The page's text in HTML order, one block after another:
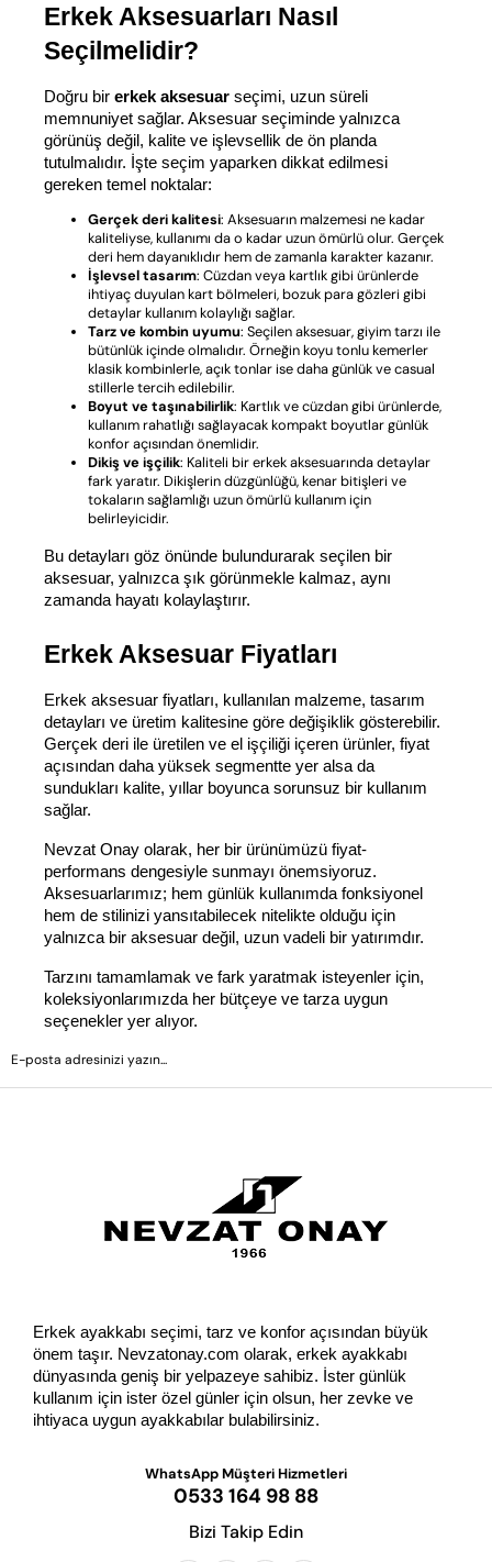
Erkek Aksesuarları Nasıl
Seçilmelidir?
Doğru bir erkek aksesuar seçimi, uzun süreli
memnuniyet sağlar. Aksesuar seçiminde yalnızca
görünüş değil, kalite ve işlevsellik de ön planda
tutulmalıdır. İşte seçim yaparken dikkat edilmesi
gereken temel noktalar:
Gerçek deri kalitesi: Aksesuarın malzemesi ne kadar
kaliteliyse, kullanımı da o kadar uzun ömürlü olur. Gerçek
deri hem dayanıklıdır hem de zamanla karakter kazanır.
İşlevsel tasarım: Cüzdan veya kartlık gibi ürünlerde
ihtiyaç duyulan kart bölmeleri, bozuk para gözleri gibi
detaylar kullanım kolaylığı sağlar.
Tarz ve kombin uyumu: Seçilen aksesuar, giyim tarzı ile
bütünlük içinde olmalıdır. Örneğin koyu tonlu kemerler
klasik kombinlerle, açık tonlar ise daha günlük ve casual
stillerle tercih edilebilir.
Boyut ve taşınabilirlik: Kartlık ve cüzdan gibi ürünlerde,
kullanım rahatlığı sağlayacak kompakt boyutlar günlük
konfor açısından önemlidir.
Dikiş ve işçilik: Kaliteli bir erkek aksesuarında detaylar
fark yaratır. Dikişlerin düzgünlüğü, kenar bitişleri ve
tokaların sağlamlığı uzun ömürlü kullanım için
belirleyicidir.
Bu detayları göz önünde bulundurarak seçilen bir
aksesuar, yalnızca şık görünmekle kalmaz, aynı
zamanda hayatı kolaylaştırır.
Erkek Aksesuar Fiyatları
Erkek aksesuar fiyatları, kullanılan malzeme, tasarım
detayları ve üretim kalitesine göre değişiklik gösterebilir.
Gerçek deri ile üretilen ve el işçiliği içeren ürünler, fiyat
açısından daha yüksek segmentte yer alsa da
sundukları kalite, yıllar boyunca sorunsuz bir kullanım
sağlar.
Nevzat Onay olarak, her bir ürünümüzü fiyat-
performans dengesiyle sunmayı önemsiyoruz.
Aksesuarlarımız; hem günlük kullanımda fonksiyonel
hem de stilinizi yansıtabilecek nitelikte olduğu için
yalnızca bir aksesuar değil, uzun vadeli bir yatırımdır.
Tarzını tamamlamak ve fark yaratmak isteyenler için,
koleksiyonlarımızda her bütçeye ve tarza uygun
seçenekler yer alıyor.
Erkek ayakkabı seçimi, tarz ve konfor açısından büyük
önem taşır. Nevzatonay.com olarak, erkek ayakkabı
dünyasında geniş bir yelpazeye sahibiz. İster günlük
kullanım için ister özel günler için olsun, her zevke ve
ihtiyaca uygun ayakkabılar bulabilirsiniz.
WhatsApp Müşteri Hizmetleri
0533 164 98 88
Bizi Takip Edin